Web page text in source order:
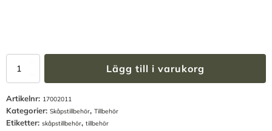
Helhylla
mängd
Lägg till i varukorg
Artikelnr: 17002011
Kategorier: Skåpstillbehör, Tillbehör
Etiketter: skåpstillbehör, tillbehör